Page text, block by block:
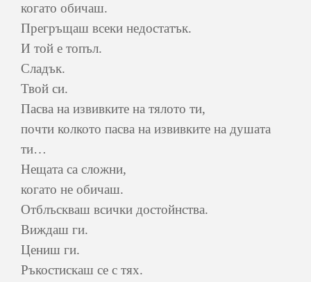
когато обичаш.
Прегръщаш всеки недостатък.
И той е топъл.
Сладък.
Твой си.
Пасва на извивките на тялото ти,
почти колкото пасва на извивките на душата
ти…
Нещата са сложни,
когато не обичаш.
Отблъскваш всички достойнства.
Виждаш ги.
Цениш ги.
Ръкостискаш се с тях.